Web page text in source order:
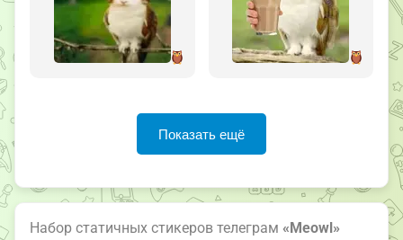
Показать ещё
Набор статичных стикеров телеграм «Meowl»